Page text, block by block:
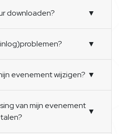
downloaden? ▼
▼
evenement wijzigen? ▼
van mijn evenement
▼